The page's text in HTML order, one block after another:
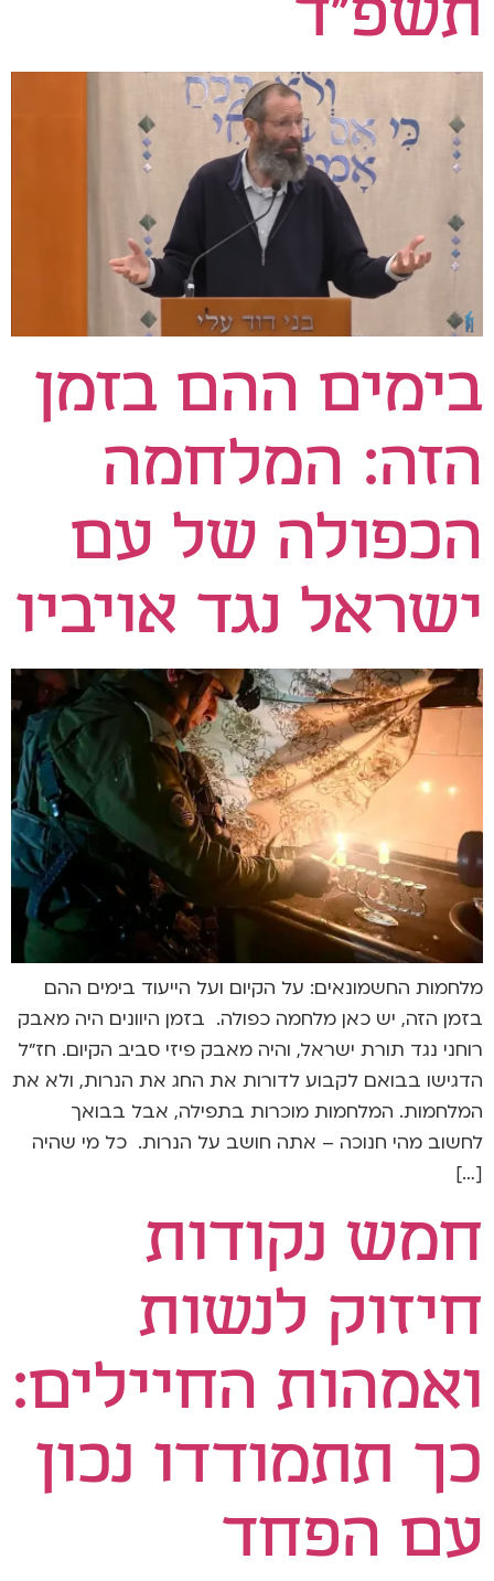
תשפ"ד
בימים ההם בזמן
הזה: המלחמה
הכפולה של עם
ישראל נגד אויביו
מלחמות החשמונאים: על הקיום ועל הייעוד בימים ההם
בזמן הזה, יש כאן מלחמה כפולה. בזמן היוונים היה מאבק
רוחני נגד תורת ישראל, והיה מאבק פיזי סביב הקיום. חז"ל
הדגישו בבואם לקבוע לדורות את החג את הנרות, ולא את
המלחמות. המלחמות מוכרות בתפילה, אבל בבואך
לחשוב מהי חנוכה – אתה חושב על הנרות. כל מי שהיה
[…]
חמש נקודות
חיזוק לנשות
ואמהות החיילים:
כך תתמודדו נכון
עם הפחד